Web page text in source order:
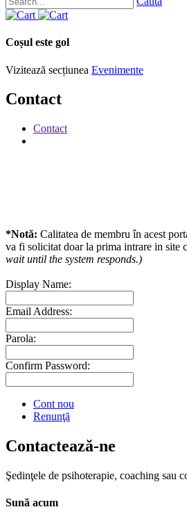
Coșul este gol
Vizitează secțiunea Evenimente
Contact
Contact
*Notă: Calitatea de membru în acest
va fi solicitat doar la prima intrare in site
wait until the system responds.)
Display Name:
Email Address:
Parola:
Confirm Password:
Cont nou
Renunţă
Contactează-ne
Şedinţele de psihoterapie, coaching sau
Sună acum